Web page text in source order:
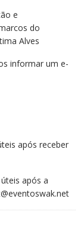
e
do
Alves
informar um e-
após receber
após a